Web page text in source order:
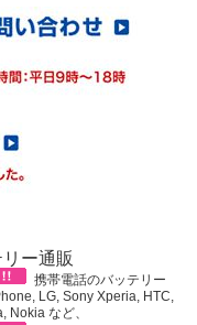
ー通販
携帯電話のバッテリー
LG, Sony Xperia, HTC,
Nokia など、